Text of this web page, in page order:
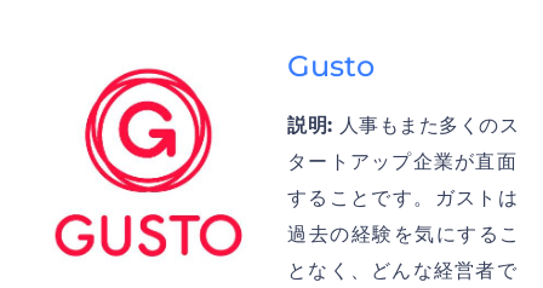
Gusto
説明: 人事もまた多くのス
タートアップ企業が直面
することです。ガストは
過去の経験を気にするこ
となく、どんな経営者で